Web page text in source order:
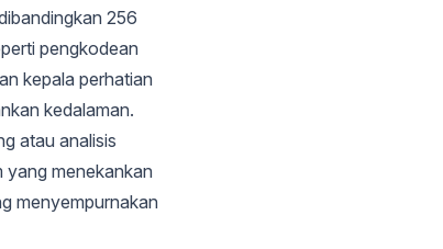
256
pengkodean
kepala perhatian
kedalaman.
atau analisis
yang menekankan
menyempurnakan